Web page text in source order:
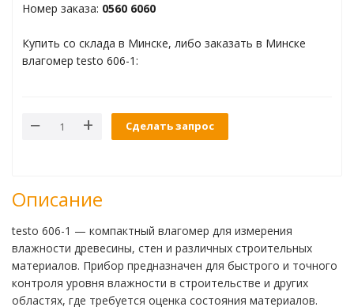
и влажности
и УФ
для
Номер заказа: 0560 6060
Купить со склада в Минске, либо заказать в Минске
влагомер testo 606-1:
Сделать запрос
Описание
testo 606-1 — компактный влагомер для измерения
влажности древесины, стен и различных строительных
материалов. Прибор предназначен для быстрого и точного
контроля уровня влажности в строительстве и других
областях, где требуется оценка состояния материалов.